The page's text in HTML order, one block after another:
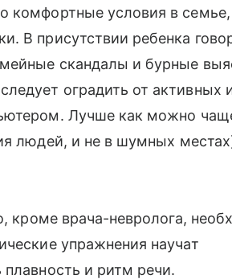
комфортные условия в семье,
В присутствии ребенка
скандалы и бурные
оградить от активных
Лучше как можно
людей, и не в шумных
кроме врача-невролога,
упражнения научат
и ритм речи.